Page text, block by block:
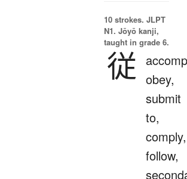
10 strokes. JLPT
N1. Jōyō kanji,
taught in grade 6.
従 obey,
submit
to,
comply,
follow,